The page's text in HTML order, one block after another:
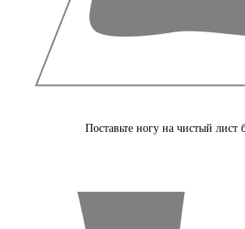
Поставьте ногу на чистый лист